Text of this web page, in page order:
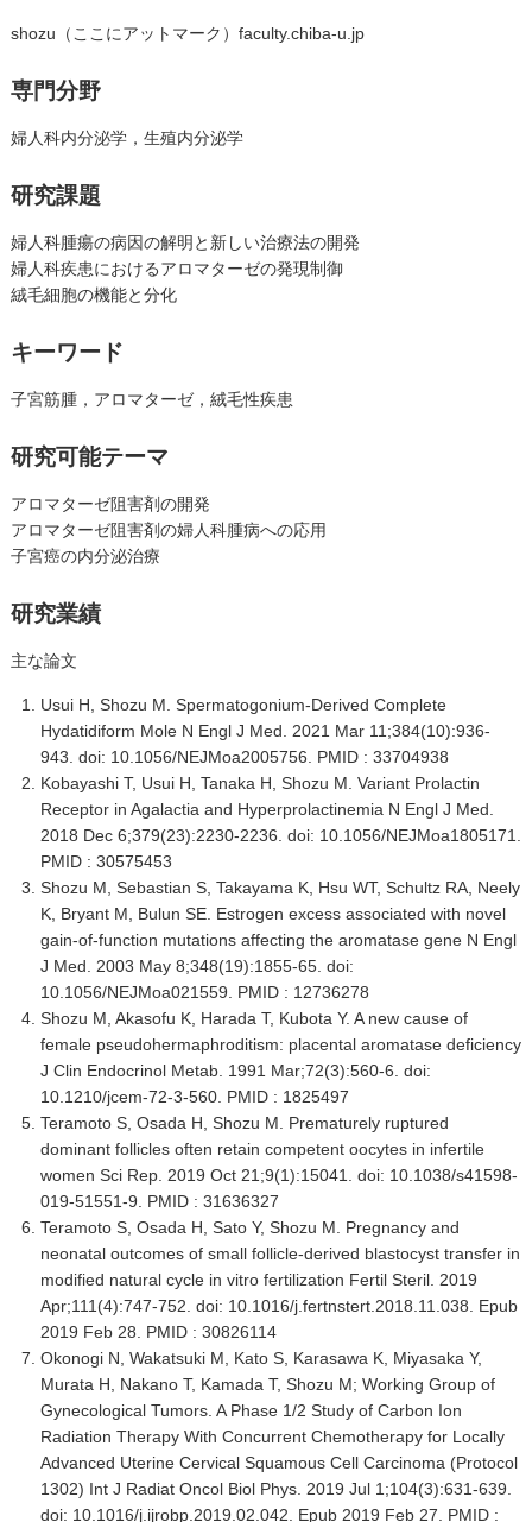
shozu（ここにアットマーク）faculty.chiba-u.jp
専門分野
婦人科内分泌学，生殖内分泌学
研究課題
婦人科腫瘍の病因の解明と新しい治療法の開発
婦人科疾患におけるアロマターゼの発現制御
絨毛細胞の機能と分化
キーワード
子宮筋腫，アロマターゼ，絨毛性疾患
研究可能テーマ
アロマターゼ阻害剤の開発
アロマターゼ阻害剤の婦人科腫病への応用
子宮癌の内分泌治療
研究業績
主な論文
Usui H, Shozu M. Spermatogonium-Derived Complete
Hydatidiform Mole N Engl J Med. 2021 Mar 11;384(10):936-
943. doi: 10.1056/NEJMoa2005756. PMID : 33704938
Kobayashi T, Usui H, Tanaka H, Shozu M. Variant Prolactin
Receptor in Agalactia and Hyperprolactinemia N Engl J Med.
2018 Dec 6;379(23):2230-2236. doi: 10.1056/NEJMoa1805171.
PMID : 30575453
Shozu M, Sebastian S, Takayama K, Hsu WT, Schultz RA, Neely
K, Bryant M, Bulun SE. Estrogen excess associated with novel
gain-of-function mutations affecting the aromatase gene N Engl
J Med. 2003 May 8;348(19):1855-65. doi:
10.1056/NEJMoa021559. PMID : 12736278
Shozu M, Akasofu K, Harada T, Kubota Y. A new cause of
female pseudohermaphroditism: placental aromatase deficiency
J Clin Endocrinol Metab. 1991 Mar;72(3):560-6. doi:
10.1210/jcem-72-3-560. PMID : 1825497
Teramoto S, Osada H, Shozu M. Prematurely ruptured
dominant follicles often retain competent oocytes in infertile
women Sci Rep. 2019 Oct 21;9(1):15041. doi: 10.1038/s41598-
019-51551-9. PMID : 31636327
Teramoto S, Osada H, Sato Y, Shozu M. Pregnancy and
neonatal outcomes of small follicle-derived blastocyst transfer in
modified natural cycle in vitro fertilization Fertil Steril. 2019
Apr;111(4):747-752. doi: 10.1016/j.fertnstert.2018.11.038. Epub
2019 Feb 28. PMID : 30826114
Okonogi N, Wakatsuki M, Kato S, Karasawa K, Miyasaka Y,
Murata H, Nakano T, Kamada T, Shozu M; Working Group of
Gynecological Tumors. A Phase 1/2 Study of Carbon Ion
Radiation Therapy With Concurrent Chemotherapy for Locally
Advanced Uterine Cervical Squamous Cell Carcinoma (Protocol
1302) Int J Radiat Oncol Biol Phys. 2019 Jul 1;104(3):631-639.
doi: 10.1016/j.ijrobp.2019.02.042. Epub 2019 Feb 27. PMID :